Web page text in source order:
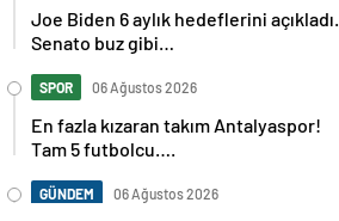
Joe Biden 6 aylık hedeflerini açıkladı.
Senato buz gibi…
SPOR 06 Ağustos 2026
En fazla kızaran takım Antalyaspor!
Tam 5 futbolcu….
GÜNDEM 06 Ağustos 2026